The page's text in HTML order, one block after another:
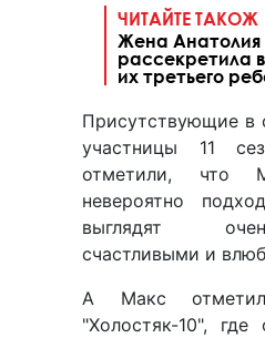
ЧИТАЙТЕ ТАКОЖ
Жена Анатолия
рассекретила
их третьего
Присутствующие в
участницы 11
отметили,
невероятно
выглядят
счастливыми и
А Макс
"Холостяк-10",